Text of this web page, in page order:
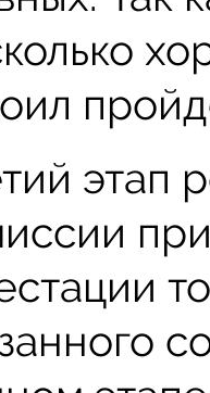
этап